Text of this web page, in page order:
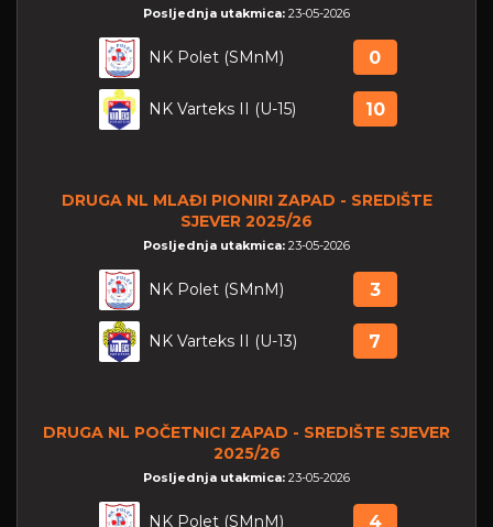
Posljednja utakmica: 23-05-2026
NK Polet (SMnM) 0
NK Varteks II (U-15) 10
DRUGA NL MLAĐI PIONIRI ZAPAD - SREDIŠTE
SJEVER 2025/26
Posljednja utakmica: 23-05-2026
NK Polet (SMnM) 3
NK Varteks II (U-13) 7
DRUGA NL POČETNICI ZAPAD - SREDIŠTE SJEVER
2025/26
Posljednja utakmica: 23-05-2026
NK Polet (SMnM) 4